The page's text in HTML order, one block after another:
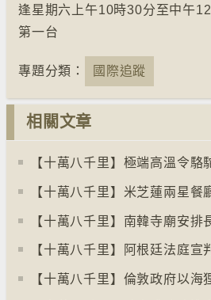
逢星期六上午10時30分至中午
第一台
專題分類： 國際追蹤
相關文章
【十萬八千里】倫敦政府以海